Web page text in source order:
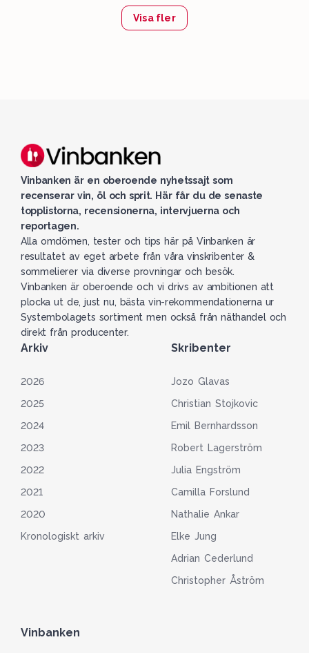
Visa fler
Vinbanken är en oberoende nyhetssajt som
recenserar vin, öl och sprit. Här får du de senaste
topplistorna, recensionerna, intervjuerna och
reportagen.
Alla omdömen, tester och tips här på Vinbanken är
resultatet av eget arbete från våra vinskribenter &
sommelierer via diverse provningar och besök.
Vinbanken är oberoende och vi drivs av ambitionen att
plocka ut de, just nu, bästa vin-rekommendationerna ur
Systembolagets sortiment men också från näthandel och
direkt från producenter.
Arkiv
2026
2025
2024
2023
2022
2021
2020
Kronologiskt arkiv
Skribenter
Jozo Glavas
Christian Stojkovic
Emil Bernhardsson
Robert Lagerström
Julia Engström
Camilla Forslund
Nathalie Ankar
Elke Jung
Adrian Cederlund
Christopher Åström
Vinbanken